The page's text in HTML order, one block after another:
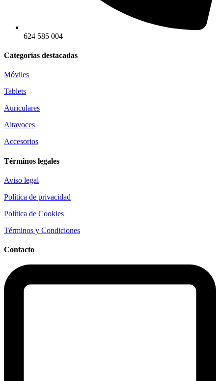
624 585 004
Categorías destacadas
Móviles
Tablets
Auriculares
Altavoces
Accesorios
Términos legales
Aviso legal
Política de privacidad
Política de Cookies
Términos y Condiciones
Contacto